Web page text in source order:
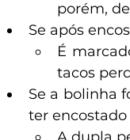
porém,
Se após
É
tacos
Se a bolinha
ter encostado
A dupla